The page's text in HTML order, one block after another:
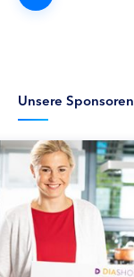
Unsere Sponsoren